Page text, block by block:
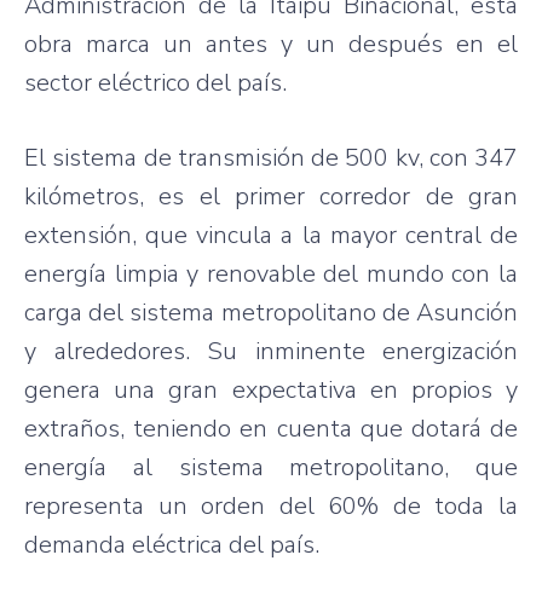
obra marca un antes y un después en el
sector eléctrico del país.
El sistema de transmisión de 500 kv, con 347
kilómetros, es el primer corredor de gran
extensión, que vincula a la mayor central de
energía limpia y renovable del mundo con la
carga del sistema metropolitano de Asunción
y alrededores. Su inminente energización
genera una gran expectativa en propios y
extraños, teniendo en cuenta que dotará de
energía al sistema metropolitano, que
representa un orden del 60% de toda la
demanda eléctrica del país.